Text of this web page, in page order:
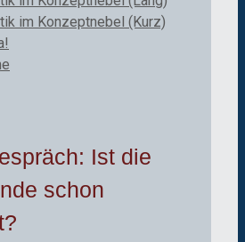
im Konzeptnebel (Kurz)
Ist die
schon